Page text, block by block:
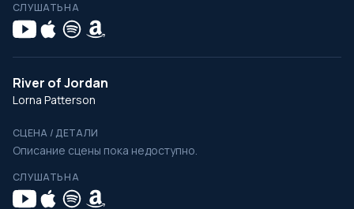
СЛУШАТЬ НА
River of Jordan
Lorna Patterson
СЦЕНА / ДЕТАЛИ
Описание сцены пока недоступно.
СЛУШАТЬ НА